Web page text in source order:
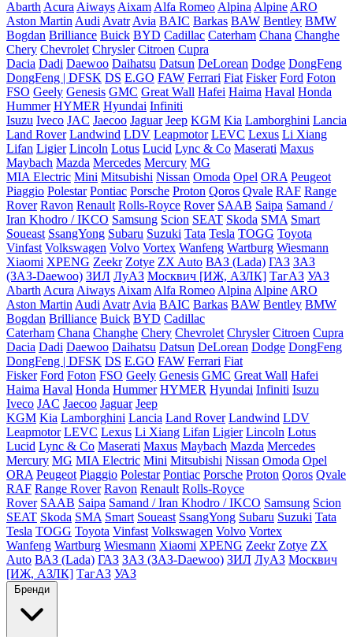
Abarth Acura Aiways Aixam Alfa Romeo Alpina Alpine ARO
Aston Martin Audi Avatr Avia BAIC Barkas BAW Bentley BMW
Bogdan Brilliance Buick BYD Cadillac Caterham Chana Changhe
Chery Chevrolet Chrysler Citroen Cupra
Dacia Dadi Daewoo Daihatsu Datsun DeLorean Dodge DongFeng
DongFeng | DFSK DS E.GO FAW Ferrari Fiat Fisker Ford Foton
FSO Geely Genesis GMC Great Wall Hafei Haima Haval Honda
Hummer HYMER Hyundai Infiniti
Isuzu Iveco JAC Jaecoo Jaguar Jeep KGM Kia Lamborghini Lancia
Land Rover Landwind LDV Leapmotor LEVC Lexus Li Xiang
Lifan Ligier Lincoln Lotus Lucid Lync & Co Maserati Maxus
Maybach Mazda Mercedes Mercury MG
MIA Electric Mini Mitsubishi Nissan Omoda Opel ORA Peugeot
Piaggio Polestar Pontiac Porsche Proton Qoros Qvale RAF Range
Rover Ravon Renault Rolls-Royce Rover SAAB Saipa Samand /
Iran Khodro / IKCO Samsung Scion SEAT Skoda SMA Smart
Soueast SsangYong Subaru Suzuki Tata Tesla TOGG Toyota
Vinfast Volkswagen Volvo Vortex Wanfeng Wartburg Wiesmann
Xiaomi XPENG Zeekr Zotye ZX Auto ВАЗ (Lada) ГАЗ ЗАЗ
(ЗАЗ-Daewoo) ЗИЛ ЛуАЗ Москвич [ИЖ, АЗЛК] ТагАЗ УАЗ
Abarth Acura Aiways Aixam Alfa Romeo Alpina Alpine ARO
Aston Martin Audi Avatr Avia BAIC Barkas BAW Bentley BMW
Bogdan Brilliance Buick BYD Cadillac
Caterham Chana Changhe Chery Chevrolet Chrysler Citroen Cupra
Dacia Dadi Daewoo Daihatsu Datsun DeLorean Dodge DongFeng
DongFeng | DFSK DS E.GO FAW Ferrari Fiat
Fisker Ford Foton FSO Geely Genesis GMC Great Wall Hafei
Haima Haval Honda Hummer HYMER Hyundai Infiniti Isuzu
Iveco JAC Jaecoo Jaguar Jeep
KGM Kia Lamborghini Lancia Land Rover Landwind LDV
Leapmotor LEVC Lexus Li Xiang Lifan Ligier Lincoln Lotus
Lucid Lync & Co Maserati Maxus Maybach Mazda Mercedes
Mercury MG MIA Electric Mini Mitsubishi Nissan Omoda Opel
ORA Peugeot Piaggio Polestar Pontiac Porsche Proton Qoros Qvale
RAF Range Rover Ravon Renault Rolls-Royce
Rover SAAB Saipa Samand / Iran Khodro / IKCO Samsung Scion
SEAT Skoda SMA Smart Soueast SsangYong Subaru Suzuki Tata
Tesla TOGG Toyota Vinfast Volkswagen Volvo Vortex
Wanfeng Wartburg Wiesmann Xiaomi XPENG Zeekr Zotye ZX
Auto ВАЗ (Lada) ГАЗ ЗАЗ (ЗАЗ-Daewoo) ЗИЛ ЛуАЗ Москвич
[ИЖ, АЗЛК] ТагАЗ УАЗ
Бренди